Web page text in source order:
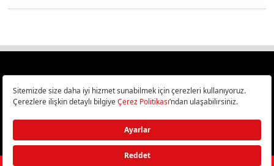
Türkiye
Bilişim ve Teknoloji Haberleri CHIP Online’da!